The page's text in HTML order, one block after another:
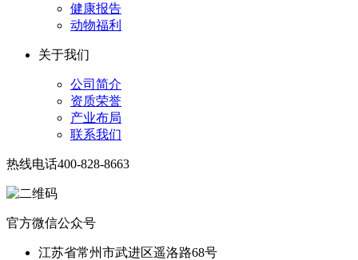
健康报告
动物福利
关于我们
公司简介
资质荣誉
产业布局
联系我们
热线电话400-828-8663
官方微信公众号
江苏省常州市武进区遥洛路68号